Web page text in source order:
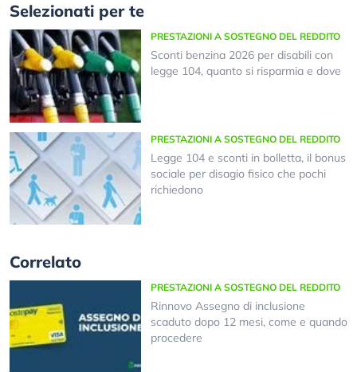
Selezionati per te
PRESTAZIONI A SOSTEGNO DEL REDDITO
Sconti benzina 2026 per disabili con
legge 104, quanto si risparmia e dove
PRESTAZIONI A SOSTEGNO DEL REDDITO
Legge 104 e sconti in bolletta, il bonus
sociale per disagio fisico che pochi
richiedono
Correlato
PRESTAZIONI A SOSTEGNO DEL REDDITO
Rinnovo Assegno di inclusione
scaduto dopo 12 mesi, come e quando
procedere